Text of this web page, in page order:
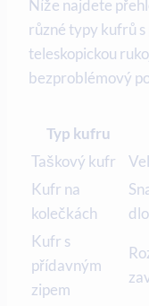
Níže najdete
různé typy kufrů
teleskopickou
bezproblémový
Typ kufru
Taškový kufr
Kufr na
kolečkách
Kufr s
přídavným
zipem